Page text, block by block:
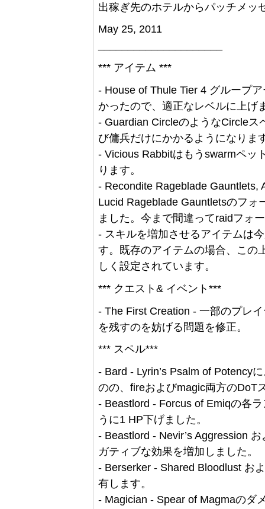
出稼ぎ先のホテルからパッチメッ
May 25, 2011
*** アイテム ***
- House of Thule Tier 4 グループ
かったので、適正なレベルに上げ
- Guardian CircleのようなCircleス
び傭兵だけにかかるようになりま
- Vicious Rabbitはもうswarmペッ
ります。
- Recondite Rageblade Gauntlets,
Lucid Rageblade Gauntletsのフォ
ました。今まで間違ってraidフォ
- スキルを増加させるアイテムは
す。既存のアイテムの場合、この
しく設定されています。
*** クエスト& イベント***
- The First Creation - 一部のプレ
を残すのを妨げる問題を修正。
*** スペル***
- Bard - Lyrin’s Psalm of Potency
のの、fireおよびmagic両方のDoT
- Beastlord - Forcus of Emiqの各
うに1 HP下げました。
- Beastlord - Nevir’s Aggression
ガティブな効果を増加しました。
- Berserker - Shared Bloodlust お
有します。
- Magician - Spear of Magmaのダ